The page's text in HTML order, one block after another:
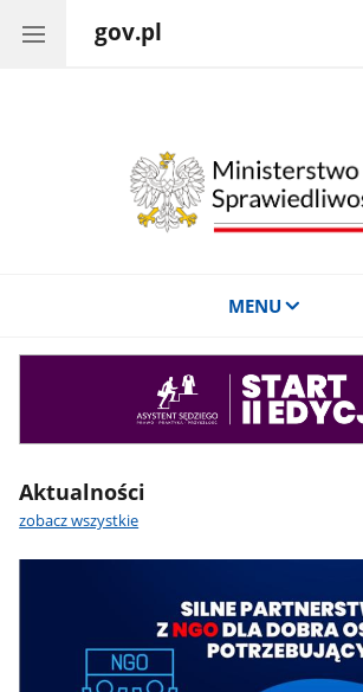
gov.pl
MENU
Aktualności
zobacz wszystkie